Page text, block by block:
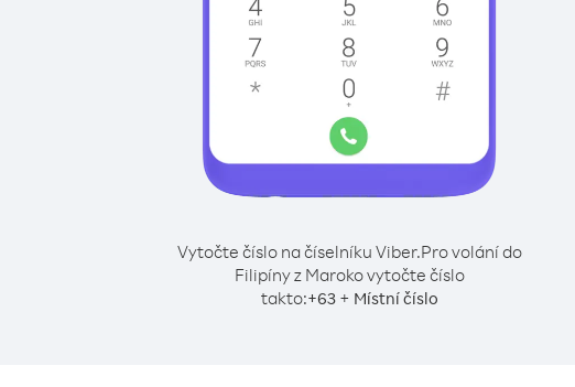
Vytočte číslo na číselníku Viber.Pro volání do
Filipíny z Maroko vytočte číslo
takto:+63+ Místní číslo